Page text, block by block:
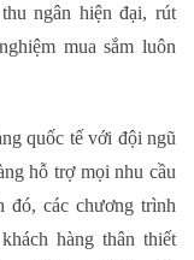
ngân hiện đại, rút
mua sắm luôn
quốc tế với đội ngũ
hỗ trợ mọi nhu cầu
đó, các chương trình
hàng thân thiết